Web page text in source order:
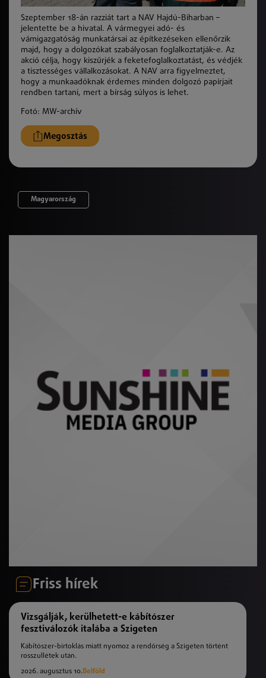
Szeptember 18-án razziát tart a NAV Hajdú-Biharban –
jelentette be a hivatal. A vármegyei adó- és
vámigazgatóság munkatársai az építkezéseken ellenőrzik
majd, hogy a dolgozókat szabályosan foglalkoztatják-e. Az
akció célja, hogy kiszűrjék a feketefoglalkoztatást, és védjék
a tisztességes vállalkozásokat. A NAV arra figyelmeztet,
hogy a munkaadóknak érdemes minden dolgozó papírjait
rendben tartani, mert a bírság súlyos is lehet.
Fotó: MW-archív
Megosztás
Magyarország
Friss hírek
Vizsgálják, kerülhetett-e kábítószer
fesztiválozók italába a Szigeten
Kábítószer-birtoklás miatt nyomoz a rendőrség a Szigeten történt
rosszullétek után.
2026. augusztus 10.Belföld